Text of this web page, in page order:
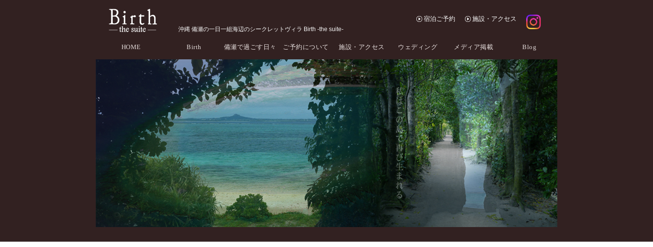
沖縄 備瀬の一日一組海辺のシークレットヴィラ Birth -the suite-
宿泊ご予約 施設・アクセス
HOME Birth 備瀬で過ごす日々 ご予約について 施設・アクセス ウェディング メディア掲載 Blog